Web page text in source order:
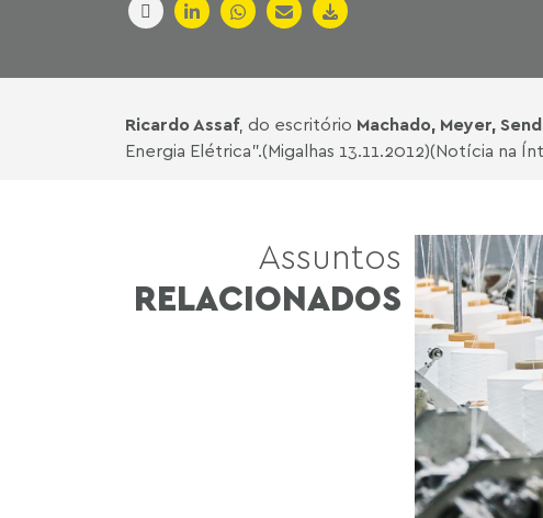
Ricardo Assaf, do escritório Machado, Meyer,
Energia Elétrica".(Migalhas 13.11.2012)(Notícia na
Assuntos
RELACIONADOS